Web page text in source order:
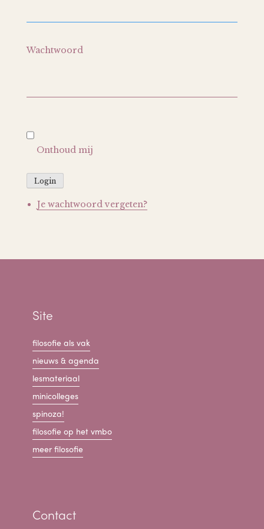
Wachtwoord
Onthoud mij
Login
Je wachtwoord vergeten?
Site
filosofie als vak
nieuws & agenda
lesmateriaal
minicolleges
spinoza!
filosofie op het vmbo
meer filosofie
Contact